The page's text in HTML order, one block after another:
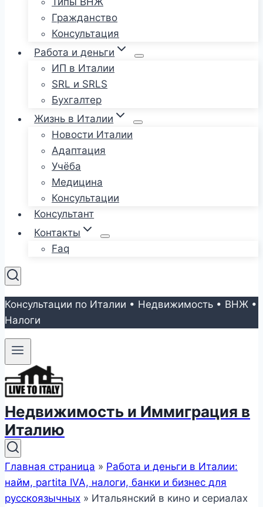
Гражданство
Консультация
Работа и деньги
ИП в Италии
SRL и SRLS
Бухгалтер
Жизнь в Италии
Новости Италии
Адаптация
Учёба
Медицина
Консультации
Консультант
Контакты
Faq
Консультации по Италии • Недвижимость • ВНЖ •
Налоги
Недвижимость и Иммиграция в
Италию
Главная страница » Работа и деньги в Италии:
найм, partita IVA, налоги, банки и бизнес для
русскоязычных » Итальянский в кино и сериалах